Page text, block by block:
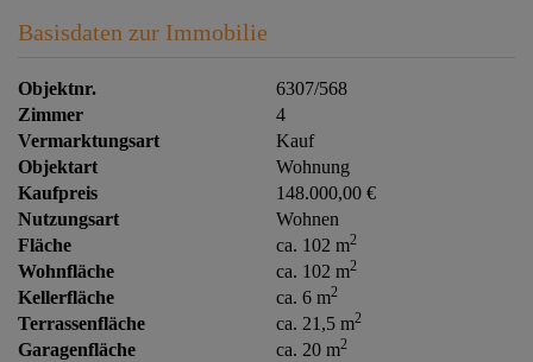
Basisdaten zur Immobilie
Objektnr.
6307/568
Zimmer
4
Vermarktungsart
Kauf
Objektart
Wohnung
Kaufpreis
148.000,00 €
Nutzungsart
Wohnen
Fläche
ca. 102 m2
Wohnfläche ca. 102 m2
Kellerfläche ca. 6 m2
Terrassenfläche ca. 21,5 m2
Garagenfläche ca. 20 m2